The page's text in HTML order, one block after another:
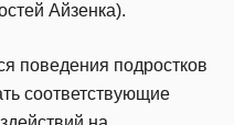
Айзенка).
поведения подростков
соответствующие